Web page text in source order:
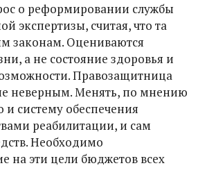
о реформировании службы
экспертизы, считая, что та
законам. Оцениваются
а не состояние здоровья и
Правозащитница
неверным. Менять, по мнению
систему обеспечения
реабилитации, и сам
Необходимо
на эти цели бюджетов всех